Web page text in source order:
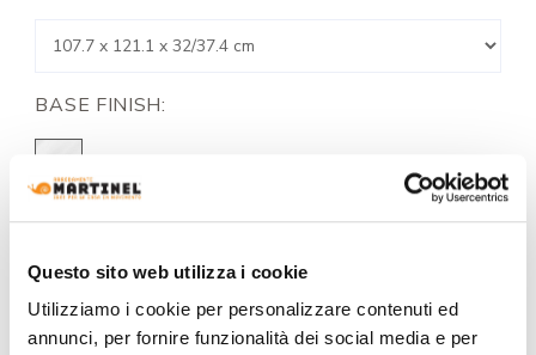
Questo sito web utilizza i cookie
Utilizziamo i cookie per personalizzare contenuti ed
annunci, per fornire funzionalità dei social media e per
BASE FINISH:
TOP FINISH: